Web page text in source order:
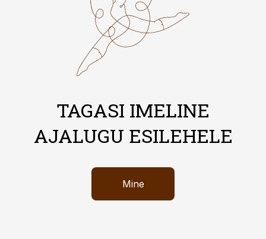
TAGASI IMELINE
AJALUGU ESILEHELE
Mine